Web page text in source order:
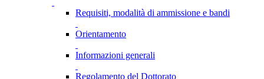
Requisiti, modalità di ammissione e bandi
Orientamento
Informazioni generali
Regolamento del Dottorato